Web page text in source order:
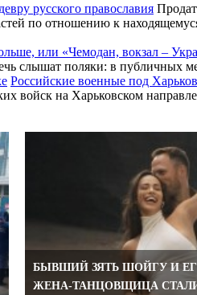
русского православия
по отношению к
или «Чемодан, вокзал –
слышат поляки: в публичных
Российские военные под
войск на Харьковском
БЫВШИЙ ЗЯТЬ ШОЙГУ И
ЖЕНА-ТАНЦОВЩИЦА